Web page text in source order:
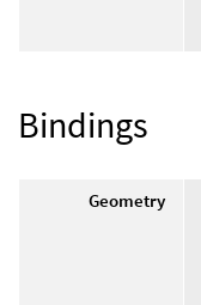
Bindings
Geometry